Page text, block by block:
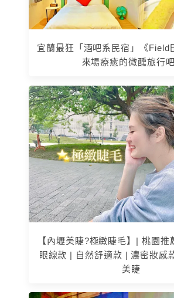
宜蘭最狂「酒吧系民宿」《Field
來場療癒的微醺旅行
【內壢美睫?極緻睫毛】| 桃園推
眼線款 | 自然舒適款 | 濃密妝感
美睫